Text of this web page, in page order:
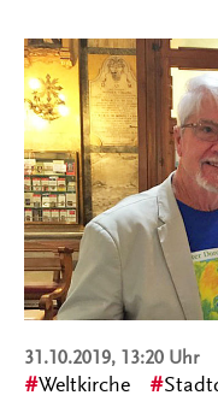
31.10.2019, 13:20 Uhr
Weltkirche